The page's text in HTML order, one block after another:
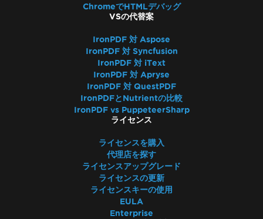
ChromeでHTMLデバッグ
VSの代替案
IronPDF 対 Aspose
IronPDF 対 Syncfusion
IronPDF 対 iText
IronPDF 対 Apryse
IronPDF 対 QuestPDF
IronPDFとNutrientの比較
IronPDF vs PuppeteerSharp
ライセンス
ライセンスを購入
代理店を探す
ライセンスアップグレード
ライセンスの更新
ライセンスキーの使用
EULA
Enterprise